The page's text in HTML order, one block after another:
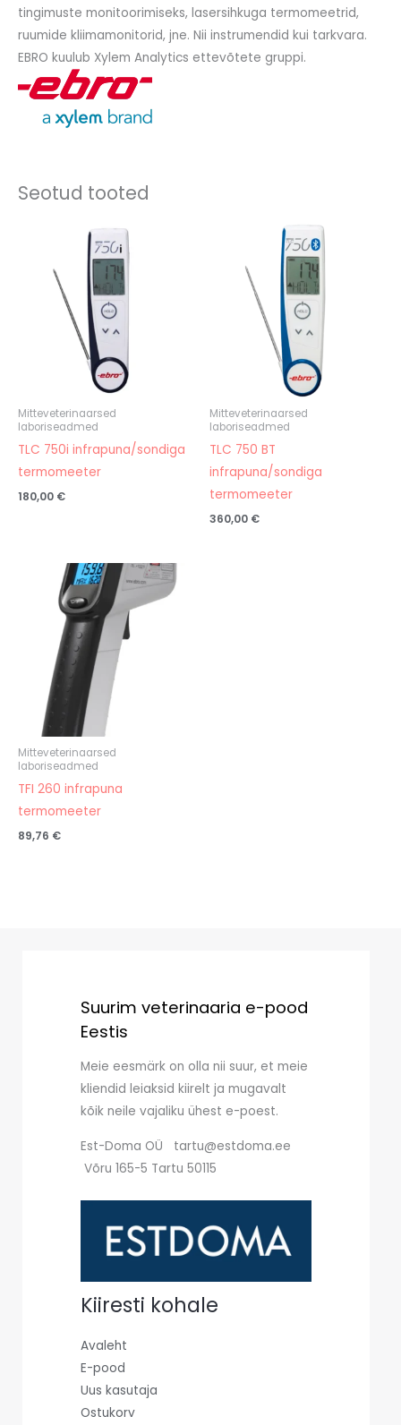
tingimuste monitoorimiseks, lasersihkuga termomeetrid,
ruumide kliimamonitorid, jne. Nii instrumendid kui tarkvara.
EBRO kuulub Xylem Analytics ettevõtete gruppi.
Seotud tooted
Mitteveterinaarsed
laboriseadmed
TLC 750i infrapuna/sondiga
termomeeter
180,00 €
Mitteveterinaarsed
laboriseadmed
TLC 750 BT
infrapuna/sondiga
termomeeter
360,00 €
Mitteveterinaarsed
laboriseadmed
TFI 260 infrapuna
termomeeter
89,76 €
Suurim veterinaaria e-pood
Eestis
Meie eesmärk on olla nii suur, et meie
kliendid leiaksid kiirelt ja mugavalt
kõik neile vajaliku ühest e-poest.
Est-Doma OÜ tartu@estdoma.ee
Võru 165-5 Tartu 50115
Kiiresti kohale
Avaleht
E-pood
Uus kasutaja
Ostukorv